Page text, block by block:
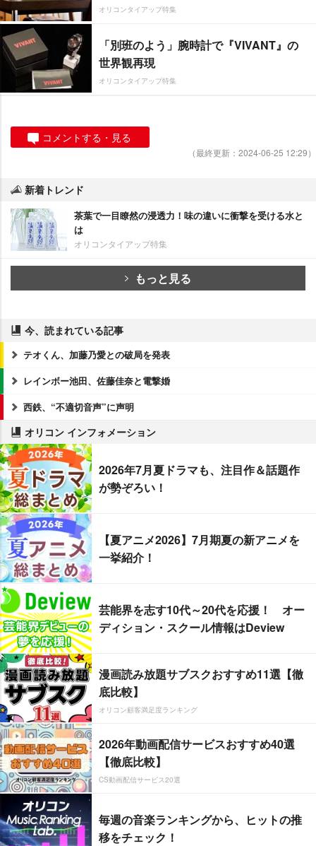
オリコンタイアップ特集
「別班のよう」腕時計で『VIVANT』の
世界観再現
オリコンタイアップ特集
コメントする・見る
（最終更新：2024-06-25 12:29）
新着トレンド
茶葉で一目瞭然の浸透力！味の違いに衝撃を受ける水と
は
オリコンタイアップ特集
もっと見る
今、読まれている記事
テオくん、加藤乃愛との破局を発表
レインボー池田、佐藤佳奈と電撃婚
西鉄、“不適切音声”に声明
オリコン インフォメーション
2026年7月夏ドラマも、注目作＆話題作
が勢ぞろい！
【夏アニメ2026】7月期夏の新アニメを
一挙紹介！
芸能界を志す10代～20代を応援！ オー
ディション・スクール情報はDeview
漫画読み放題サブスクおすすめ11選【徹
底比較】
オリコン顧客満足度ランキング
2026年動画配信サービスおすすめ40選
【徹底比較】
CS動画配信サービス20選
毎週の音楽ランキングから、ヒットの推
移をチェック！